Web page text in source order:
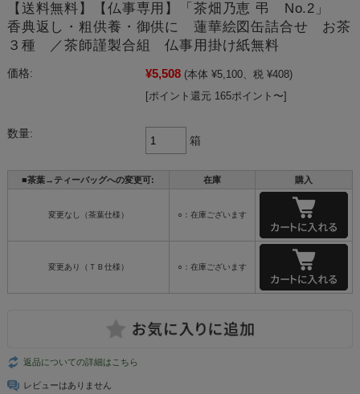
【送料無料】【仏事専用】「茶畑乃恵 弔 No.2」
香典返し・粗供養・御供に 蓮華絵図缶詰合せ お茶
３種 ／茶師謹製合組 仏事用掛け紙無料
価格: ¥5,508 (本体 ¥5,100、税 ¥408)
[ポイント還元 165ポイント〜]
数量:
箱
■茶葉→ティーバッグへの変更可: 在庫 購入
変更なし（茶葉仕様） ○：在庫ございます
変更あり（ＴＢ仕様） ○：在庫ございます
返品についての詳細はこちら
レビューはありません